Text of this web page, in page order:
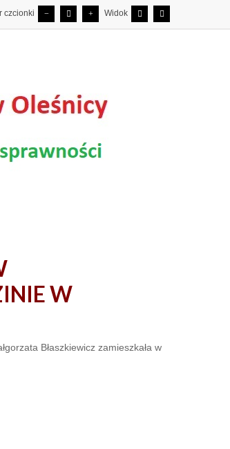
czcionki Widok
W
Błaszkiewicz zamieszkała w